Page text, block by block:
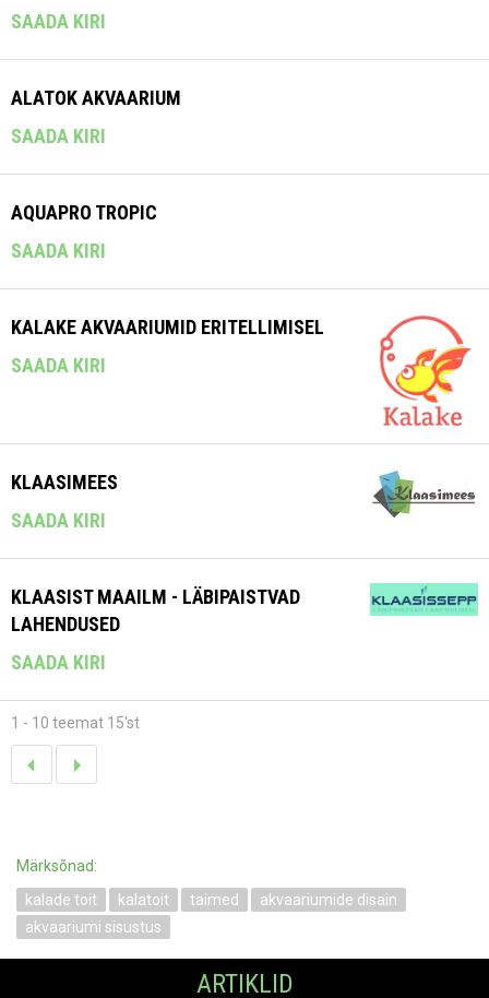
SAADA KIRI
ALATOK AKVAARIUM
SAADA KIRI
AQUAPRO TROPIC
SAADA KIRI
KALAKE AKVAARIUMID ERITELLIMISEL
SAADA KIRI
KLAASIMEES
SAADA KIRI
KLAASIST MAAILM - LÄBIPAISTVAD
LAHENDUSED
SAADA KIRI
1 - 10 teemat 15'st
Märksõnad:
kalade toit
kalatoit taimed
akvaariumide disain
akvaariumi sisustus
ARTIKLID